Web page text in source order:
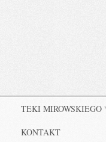
TEKI MIROWSKIEGO
KONTAKT